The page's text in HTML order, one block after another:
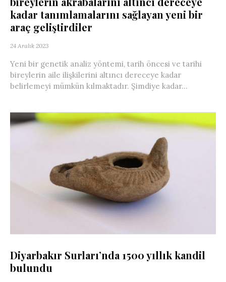
kadar tanımlamalarını sağlayan yeni bir
araç geliştirdiler
24 Aralık 2023
Yeni bir genetik analiz yöntemi, tarih öncesi ve tarihi
bireylerin aile ilişkilerini altıncı dereceye kadar
belirlemeyi mümkün kılmaktadır. Şimdiye kadar...
Diyarbakır Surları’nda 1500 yıllık kandil
bulundu